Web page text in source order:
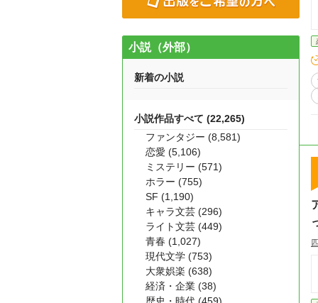
小説（外部）
新着の小説
小説作品すべて (22,265)
ファンタジー (8,581)
恋愛 (5,106)
ミステリー (571)
ホラー (755)
SF (1,190)
キャラ文芸 (296)
ライト文芸 (449)
青春 (1,027)
現代文学 (753)
大衆娯楽 (638)
経済・企業 (38)